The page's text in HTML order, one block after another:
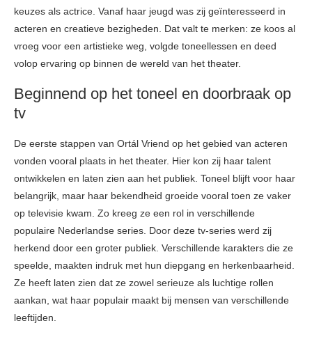
keuzes als actrice. Vanaf haar jeugd was zij geïnteresseerd in
acteren en creatieve bezigheden. Dat valt te merken: ze koos al
vroeg voor een artistieke weg, volgde toneellessen en deed
volop ervaring op binnen de wereld van het theater.
Beginnend op het toneel en doorbraak op
tv
De eerste stappen van Ortál Vriend op het gebied van acteren
vonden vooral plaats in het theater. Hier kon zij haar talent
ontwikkelen en laten zien aan het publiek. Toneel blijft voor haar
belangrijk, maar haar bekendheid groeide vooral toen ze vaker
op televisie kwam. Zo kreeg ze een rol in verschillende
populaire Nederlandse series. Door deze tv-series werd zij
herkend door een groter publiek. Verschillende karakters die ze
speelde, maakten indruk met hun diepgang en herkenbaarheid.
Ze heeft laten zien dat ze zowel serieuze als luchtige rollen
aankan, wat haar populair maakt bij mensen van verschillende
leeftijden.